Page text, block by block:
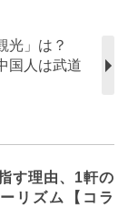
光」は？
国人は武道
す理由、1軒の
リズム【コラ